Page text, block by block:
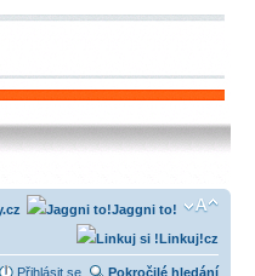
Jaggni to!
Linkuj!cz
Přihlásit se Pokročilé hledání